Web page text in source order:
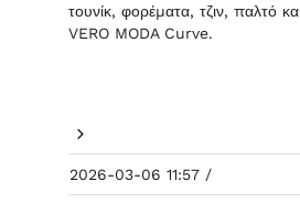
τουνίκ, φορέματα, τζιν,
VERO MODA Curve.
2026-03-06 11:57 /